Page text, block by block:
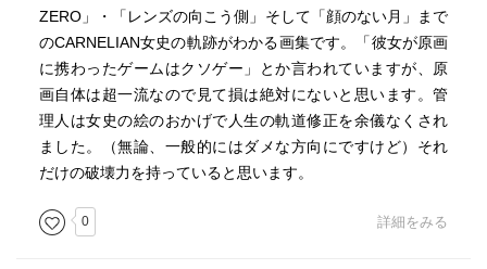
ZERO」・「レンズの向こう側」そして「顔のない月」まで
のCARNELIAN女史の軌跡がわかる画集です。「彼女が原画
に携わったゲームはクソゲー」とか言われていますが、原
画自体は超一流なので見て損は絶対にないと思います。管
理人は女史の絵のおかげで人生の軌道修正を余儀なくされ
ました。（無論、一般的にはダメな方向にですけど）それ
だけの破壊力を持っていると思います。
0 詳細をみる